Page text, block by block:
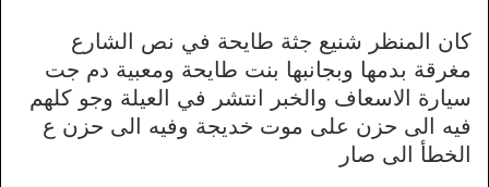
كان المنظر شنيع جثة طايحة في نص الشارع
مغرقة بدمها وبجانبها بنت طايحة ومعبية دم جت
سيارة الاسعاف والخبر انتشر في العيلة وجو كلهم
فيه الى حزن على موت خديجة وفيه الى حزن ع
الخطأ الى صار